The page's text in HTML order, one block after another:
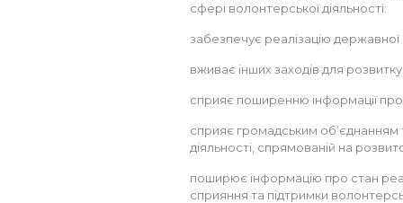
сфері волонтерської діяльності:
забезпечує реалізацію державної
вживає інших заходів для
сприяє поширенню інформації про
сприяє громадським об’єднанням
діяльності, спрямованій на
поширює інформацію про стан
сприяння та підтримки